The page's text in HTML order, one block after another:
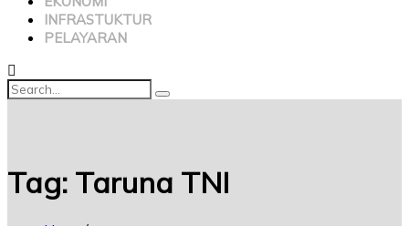
INFRASTUKTUR
PELAYARAN
Tag: Taruna TNI